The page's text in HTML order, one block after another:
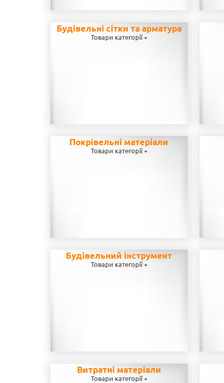
Будівельні сітки та арматура
Товари категорії +
Покрівельні матеріали
Товари категорії +
Будівельний інструмент
Товари категорії +
Витратні матеріали
Товари категорії +